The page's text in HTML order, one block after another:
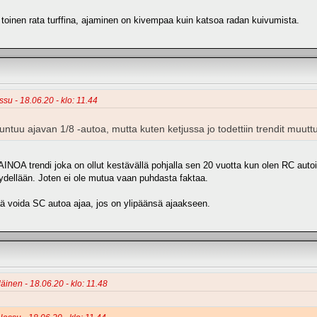
rata turffina, ajaminen on kivempaa kuin katsoa radan kuivumista.
- 18.06.20 - klo: 11.44
ajavan 1/8 -autoa, mutta kuten ketjussa jo todettiin trendit
trendi joka on ollut kestävällä pohjalla sen 20 vuotta kun olen RC
Joten ei ole mutua vaan puhdasta faktaa.
voida SC autoa ajaa, jos on ylipäänsä ajaakseen.
- 18.06.20 - klo: 11.48